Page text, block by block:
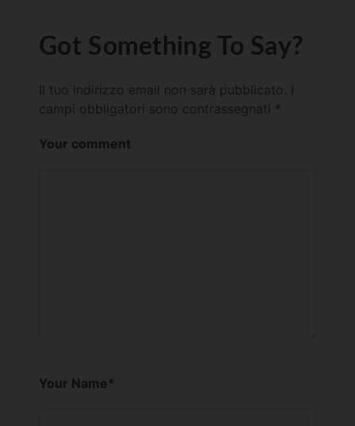
Got Something To Say?
Il tuo indirizzo email non sarà pubblicato.
campi obbligatori sono contrassegnati *
Your comment
Your Name*